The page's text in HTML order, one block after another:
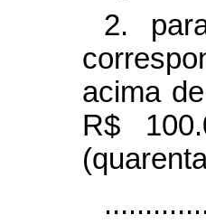
2.
acima
R$